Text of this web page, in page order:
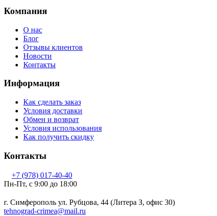
Компания
О нас
Блог
Отзывы клиентов
Новости
Контакты
Информация
Как сделать заказ
Условия доставки
Обмен и возврат
Условия использования
Как получить скидку
Контакты
+7 (978) 017-40-40
Пн-Пт, c 9:00 до 18:00
г. Симферополь ул. Рубцова, 44 (Литера З, офис 30)
tehnograd-crimea@mail.ru